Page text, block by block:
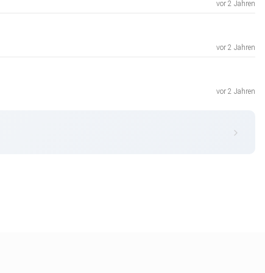
vor 2 Jahren
vor 2 Jahren
vor 2 Jahren